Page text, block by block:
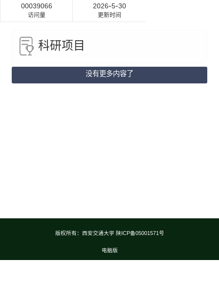
00039066
访问量
2026-5-30
更新时间
科研项目
没有更多内容了
版权所有：西安交通大学 陕ICP备05001571号
电脑版